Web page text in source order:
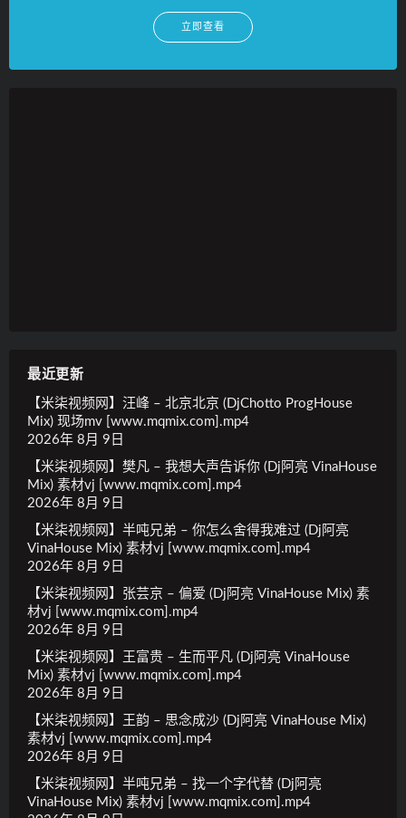
立即查看
最近更新
【米柒视频网】汪峰 – 北京北京 (DjChotto ProgHouse
Mix) 现场mv [www.mqmix.com].mp4
2026年 8月 9日
【米柒视频网】樊凡 – 我想大声告诉你 (Dj阿亮 VinaHouse
Mix) 素材vj [www.mqmix.com].mp4
2026年 8月 9日
【米柒视频网】半吨兄弟 – 你怎么舍得我难过 (Dj阿亮
VinaHouse Mix) 素材vj [www.mqmix.com].mp4
2026年 8月 9日
【米柒视频网】张芸京 – 偏爱 (Dj阿亮 VinaHouse Mix) 素
材vj [www.mqmix.com].mp4
2026年 8月 9日
【米柒视频网】王富贵 – 生而平凡 (Dj阿亮 VinaHouse
Mix) 素材vj [www.mqmix.com].mp4
2026年 8月 9日
【米柒视频网】王韵 – 思念成沙 (Dj阿亮 VinaHouse Mix)
素材vj [www.mqmix.com].mp4
2026年 8月 9日
【米柒视频网】半吨兄弟 – 找一个字代替 (Dj阿亮
VinaHouse Mix) 素材vj [www.mqmix.com].mp4